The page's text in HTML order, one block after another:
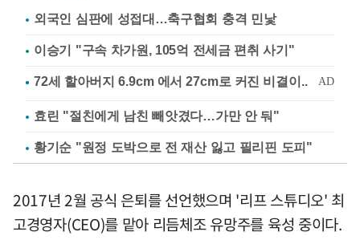
외국인 심판에 성접대…축구협회 충격 민낯
이승기 "구속 차가원, 105억 전세금 편취 사기"
효린 "절친에게 남친 빼앗겼다…가만 안 둬"
황기순 "원정 도박으로 전 재산 잃고 필리핀 도피"
2017년 2월 공식 은퇴를 선언했으며 '리프 스튜디오' 최
고경영자(CEO)를 맡아 리듬체조 유망주를 육성 중이다.